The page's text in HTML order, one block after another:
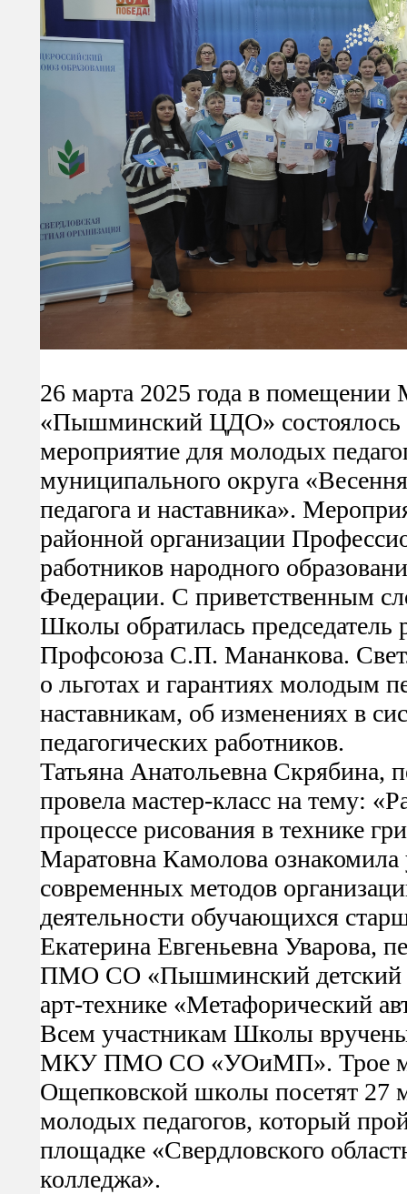
26 марта 2025 года в
«Пышминский ЦДО» состоялось
мероприятие для молодых
муниципального округа
педагога и наставника».
районной организации
работников народного
Федерации. С приветственным
Школы обратилась председатель
Профсоюза С.П. Мананкова.
о льготах и гарантиях молодым
наставникам, об изменениях в
педагогических работников.
Татьяна Анатольевна Скрябина,
провела мастер-класс на тему:
процессе рисования в технике
Маратовна Камолова ознакомила
современных методов
деятельности обучающихся
Екатерина Евгеньевна Уварова,
ПМО СО «Пышминский детский
арт-технике «Метафорический
Всем участникам Школы
МКУ ПМО СО «УОиМП». Трое
Ощепковской школы посетят 27
молодых педагогов, который
площадке «Свердловского
колледжа».